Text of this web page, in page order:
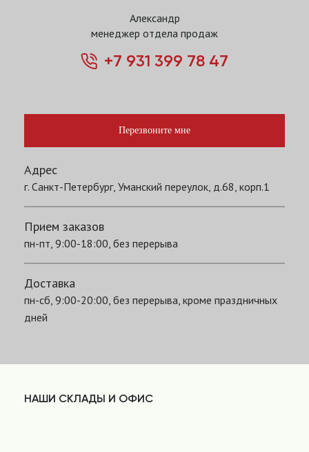
Александр
менеджер отдела продаж
+7 931 399 78 47
Перезвоните мне
Адрес
г. Санкт-Петербург, Уманский переулок, д.68, корп.1
Прием заказов
пн-пт, 9:00-18:00, без перерыва
Доставка
пн-сб, 9:00-20:00, без перерыва, кроме праздничных
дней
НАШИ СКЛАДЫ И ОФИС